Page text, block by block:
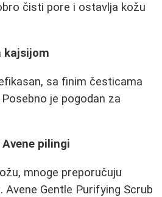
čisti pore i ostavlja kožu
kajsijom
sa finim česticama
je pogodan za
pilingi
mnoge preporučuju
Avene Gentle Purifying Scrub